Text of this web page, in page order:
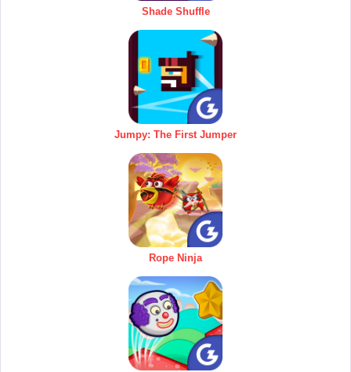
Shade Shuffle
Jumpy: The First Jumper
Rope Ninja